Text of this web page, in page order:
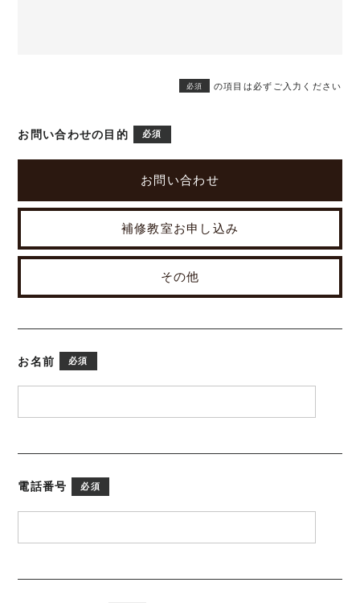
必須 の項目は必ずご入力ください
お問い合わせの目的 必須
お問い合わせ
補修教室お申し込み
その他
お名前 必須
電話番号 必須